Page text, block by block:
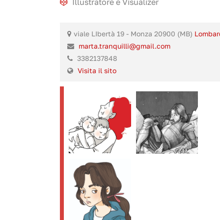
Illustratore e Visualizer
viale LIbertà 19 - Monza 20900 (MB)
marta.tranquilli@gmail.com
3382137848
Visita il sito